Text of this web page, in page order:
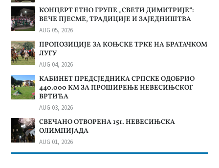
КОНЦЕРТ ЕТНО ГРУПЕ „СВЕТИ ДИМИТРИЈЕ“:
ВЕЧЕ ПЈЕСМЕ, ТРАДИЦИЈЕ И ЗАЈЕДНИШТВА
AUG 05, 2026
ПРОПОЗИЦИЈЕ ЗА КОЊСКЕ ТРКЕ НА БРАТАЧКОМ
ЛУГУ
AUG 04, 2026
КАБИНЕТ ПРЕДСЈЕДНИКА СРПСКЕ ОДОБРИО
440.000 КМ ЗА ПРОШИРЕЊЕ НЕВЕСИЊСКОГ
ВРТИЋА
AUG 03, 2026
СВЕЧАНО ОТВОРЕНА 151. НЕВЕСИЊСКА
ОЛИМПИЈАДА
AUG 01, 2026